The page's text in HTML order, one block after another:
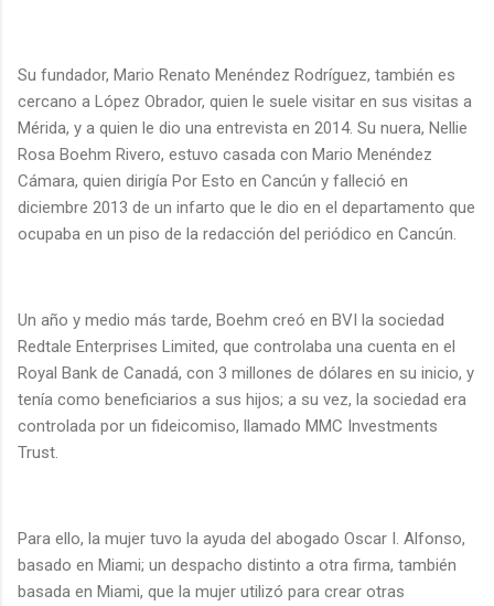
Su fundador, Mario Renato Menéndez Rodríguez, también es
cercano a López Obrador, quien le suele visitar en sus visitas a
Mérida, y a quien le dio una entrevista en 2014. Su nuera, Nellie
Rosa Boehm Rivero, estuvo casada con Mario Menéndez
Cámara, quien dirigía Por Esto en Cancún y falleció en
diciembre 2013 de un infarto que le dio en el departamento que
ocupaba en un piso de la redacción del periódico en Cancún.
Un año y medio más tarde, Boehm creó en BVI la sociedad
Redtale Enterprises Limited, que controlaba una cuenta en el
Royal Bank de Canadá, con 3 millones de dólares en su inicio, y
tenía como beneficiarios a sus hijos; a su vez, la sociedad era
controlada por un fideicomiso, llamado MMC Investments
Trust.
Para ello, la mujer tuvo la ayuda del abogado Oscar I. Alfonso,
basado en Miami; un despacho distinto a otra firma, también
basada en Miami, que la mujer utilizó para crear otras